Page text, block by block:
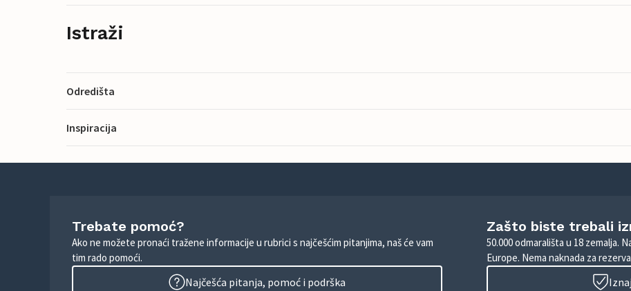
Istraži
Odredišta
Inspiracija
Trebate pomoć?
Ako ne možete pronaći tražene informacije u rubrici s najčešćim pitanjima, naš će vam
tim rado pomoći.
Najčešća pitanja, pomoć i podrška
Zašto biste trebali
50.000 odmarališta u 18 zemalja.
Europe. Nema naknada za